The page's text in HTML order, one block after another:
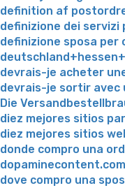
definition af
definizione dei servizi
definizione sposa per
devrais-je acheter
devrais-je sortir avec
Die
diez mejores sitios
diez mejores sitios
donde compro una
dopaminecontent.com
dove compro una